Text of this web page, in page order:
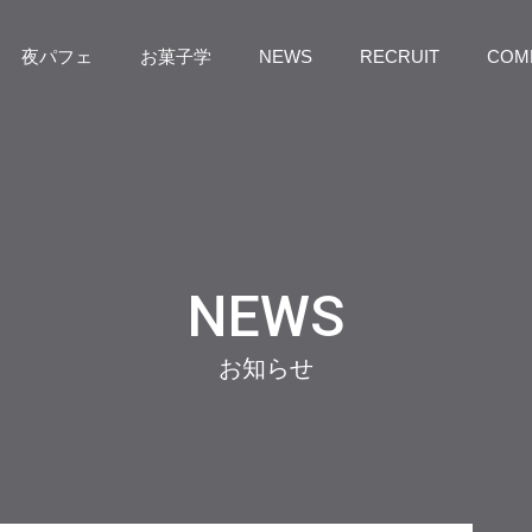
夜パフェ お菓子学 NEWS RECRUIT
NEWS
お知らせ